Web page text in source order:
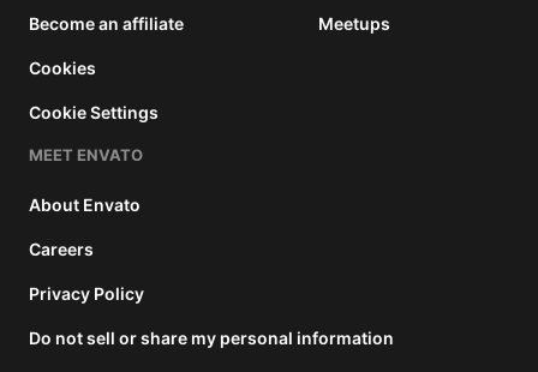
Become an affiliate
Cookies
Cookie Settings
Meetups
MEET ENVATO
About Envato
Careers
Privacy Policy
Do not sell or share my personal information